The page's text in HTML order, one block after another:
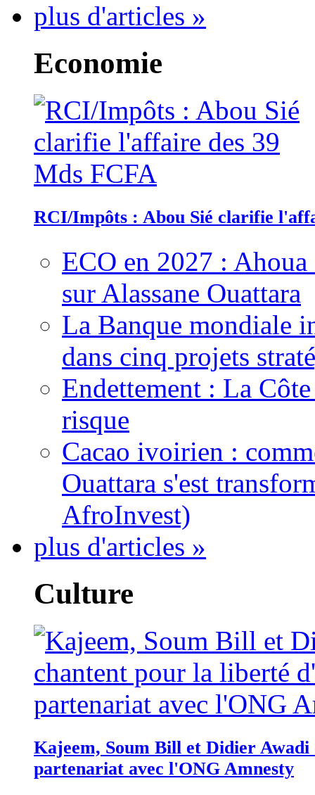
plus d'articles »
Economie
RCI/Impôts : Abou Sié clarifie
ECO en 2027 :
sur Alassane Ouattara
La Banque mondiale
dans cinq projets
Endettement : La
risque
Cacao ivoirien :
Ouattara s'est
AfroInvest)
plus d'articles »
Culture
Kajeem, Soum Bill et Didier
partenariat avec l'ONG Amnesty